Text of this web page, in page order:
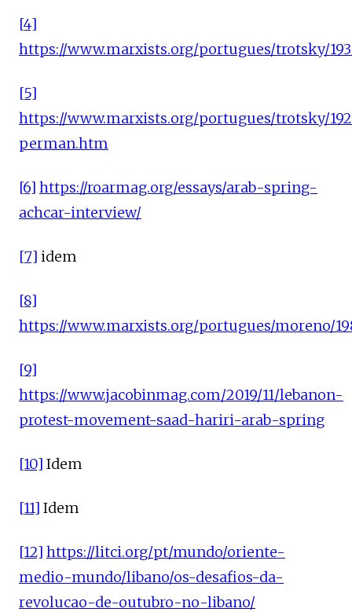
[4]
https://www.marxists.org/portugues/trotsky/
[5]
https://www.marxists.org/portugues/trotsky/
perman.htm
[6] https://roarmag.org/essays/arab-spring-
achcar-interview/
[7] idem
[8]
https://www.marxists.org/portugues/moreno/
[9]
https://www.jacobinmag.com/2019/11/lebanon-
protest-movement-saad-hariri-arab-spring
[10] Idem
[11] Idem
[12] https://litci.org/pt/mundo/oriente-
medio-mundo/libano/os-desafios-da-
revolucao-de-outubro-no-libano/